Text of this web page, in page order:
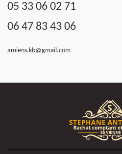
05 33 06 02 71
06 47 83 43 06
amiens.kb@gmail.com